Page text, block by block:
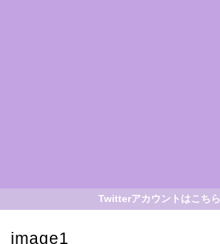
Twitterアカウントはこちら
image1